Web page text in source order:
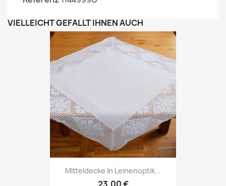
VIELLEICHT GEFÄLLT IHNEN AUCH
Mitteldecke In Leinenoptik...